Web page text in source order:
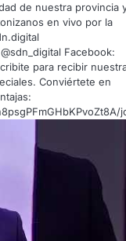
de nuestra provincia
en vivo por la
Facebook:
para recibir
Conviértete en